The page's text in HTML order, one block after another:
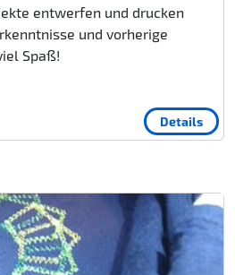
entwerfen und drucken
und vorherige
Spaß!
Details